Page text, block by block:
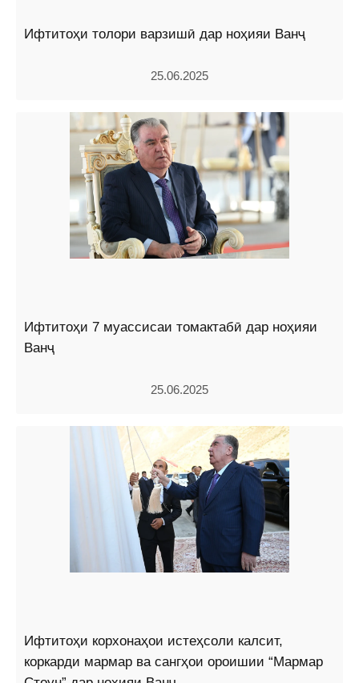
Ифтитоҳи толори варзишӣ дар ноҳияи Ванҷ
25.06.2025
Ифтитоҳи 7 муассисаи томактабӣ дар ноҳияи
Ванҷ
25.06.2025
Ифтитоҳи корхонаҳои истеҳсоли калсит,
коркарди мармар ва сангҳои ороишии “Мармар